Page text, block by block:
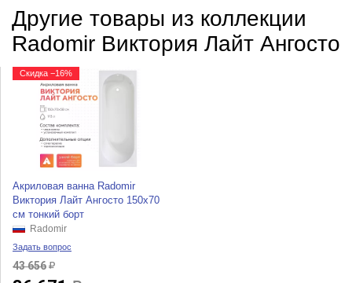
Другие товары из коллекции
Radomir Виктория Лайт Ангосто
Скидка −16%
Акриловая ванна Radomir
Виктория Лайт Ангосто 150x70
см тонкий борт
Radomir
Задать вопрос
43 656